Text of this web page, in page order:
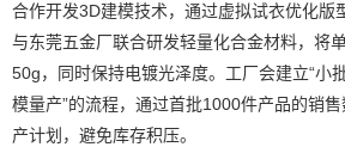
合作开发3D建模技术，通过虚拟试衣优化版
与东莞五金厂联合研发轻量化合金材料，将
50g，同时保持电镀光泽度。工厂会建立“小
模量产”的流程，通过首批1000件产品的销
产计划，避免库存积压。